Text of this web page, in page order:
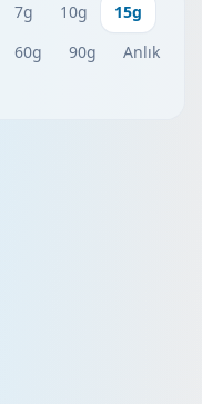
7g 10g
15g
60g 90g
Anlık